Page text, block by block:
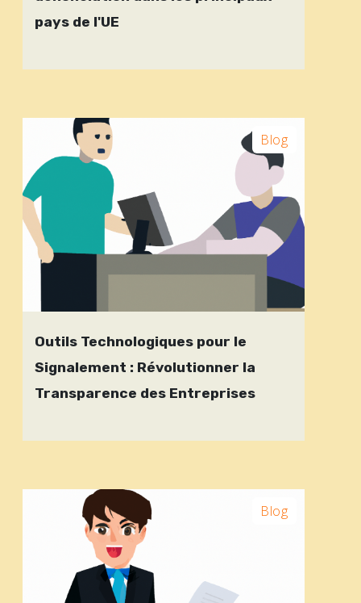
pays de l'UE
Blog
Outils Technologiques pour le
Signalement : Révolutionner la
Transparence des Entreprises
Blog